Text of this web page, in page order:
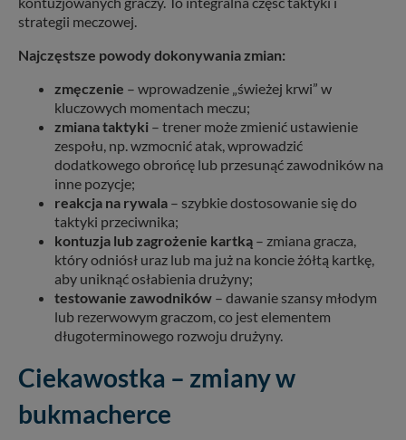
strategii meczowej.
Najczęstsze powody dokonywania zmian:
zmęczenie – wprowadzenie „świeżej krwi” w
kluczowych momentach meczu;
zmiana taktyki – trener może zmienić ustawienie
zespołu, np. wzmocnić atak, wprowadzić
dodatkowego obrońcę lub przesunąć zawodników na
inne pozycje;
reakcja na rywala – szybkie dostosowanie się do
taktyki przeciwnika;
kontuzja lub zagrożenie kartką – zmiana gracza,
który odniósł uraz lub ma już na koncie żółtą kartkę,
aby uniknąć osłabienia drużyny;
testowanie zawodników – dawanie szansy młodym
lub rezerwowym graczom, co jest elementem
długoterminowego rozwoju drużyny.
Ciekawostka – zmiany w
bukmacherce